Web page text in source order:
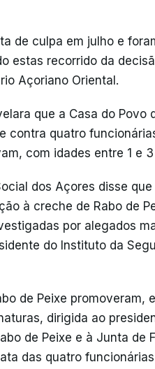
de culpa em julho e
estas recorrido da
Açoriano Oriental.
que a Casa do Povo
contra quatro
com idades entre 1 e 3
dos Açores disse
à creche de Rabo de
por alegados
do Instituto da
de Peixe promoveram,
dirigida ao
de Peixe e à Junta de
das quatro